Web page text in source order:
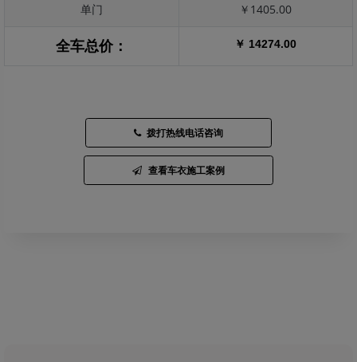
单门 ￥1405.00
全车总价： ￥ 14274.00
拨打热线电话咨询
查看车衣施工案例